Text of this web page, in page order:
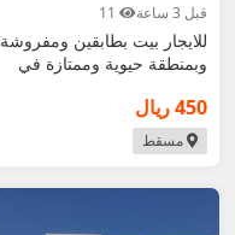
قبل 3 ساعة
للايجار بيت بطابقين ومفروشة
وبمنطقة حيوية وممتازة في
450 ريال
مسقط